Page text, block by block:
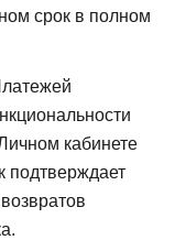
срок в полном
кабинете
подтверждает